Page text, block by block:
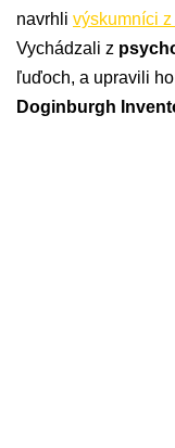
navrhli výskumníci
Vychádzali z
ľuďoch, a upravili
Doginburgh